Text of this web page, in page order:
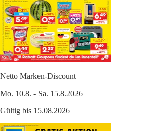
Netto Marken-Discount
Mo. 10.8. - Sa. 15.8.2026
Gültig bis 15.08.2026